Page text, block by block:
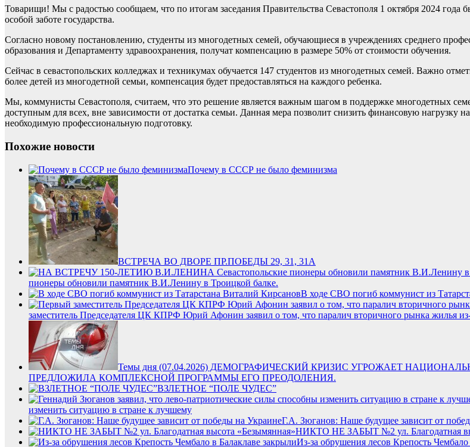
Товарищи! Мы с радостью сообщаем, что по итогам заседания Правительства Севастополя 1 октября 2024
особой заботе государства.
Согласно новому постановлению, студенты из многодетных семей, обучающиеся в учреждениях среднего
образования и Департаменту здравоохранения, получат компенсацию в размере 50% от стоимости обучения.
Сейчас в севастопольских колледжах и техникумах обучается 147 студентов из многодетных семей. Важно
более детей из многодетной семьи, компенсация будет предоставляться на каждого ребенка.
Мы, коммунисты Севастополя, считаем, что это решение является важным шагом в поддержке многодетных
доступным для всех, вне зависимости от достатка семьи. Данная мера позволит снизить финансовую нагрузку
необходимую профессиональную подготовку.
Похожие новости
Почему в СССР не было феминизма
ВСТРЕЧА ВО ДВОРЕ ПР.ПОБЕДЫ 29, 31, 31А
пионеры обновили памятник В.И.Ленину в Троицкой балке.
В ходе СВО погиб коммунист из
заместитель Председателя ЦК КПРФ Юрий Афонин заявил о том, что паралич вторичного рынка жилья
Темы дня (07.04.2026) ДЕМОГРАФИЧЕСКИЙ КРИЗИС УГРОЖАЕТ
ПРЕДЛОЖИЛА КОМПЛЕКСНОЙ ПРОГРАММЫ ЕГО ПРЕОДОЛЕНИЯ.
ВЗЛЕТНОЕ “ПОЛЕ ЧУДЕС”
изменить ситуацию в стране к лучшему
Г.А. Зюганов: Наше будущее зависит от
НИКТО НЕ ЗАБЫТ №2 ул. Благодатная
Из-за обрушения лесов Крепость